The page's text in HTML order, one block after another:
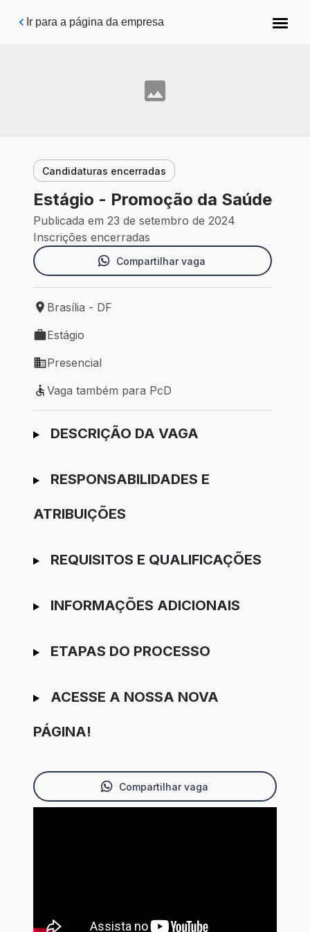
Pular para o conteúdo principal
Ir para a página da empresa
Candidaturas encerradas
Estágio - Promoção da Saúde
Publicada em 23 de setembro de 2024
Inscrições encerradas
Compartilhar vaga
Local de trabalho: Brasília - DF
Brasília - DF
Tipo de vaga: Estágio
Estágio
Modelo de trabalho: Presencial
Presencial
Vaga também para PcD
Vaga também para PcD
Ir para candidatura
DESCRIÇÃO DA VAGA
RESPONSABILIDADES E
ATRIBUIÇÕES
REQUISITOS E QUALIFICAÇÕES
INFORMAÇÕES ADICIONAIS
ETAPAS DO PROCESSO
ACESSE A NOSSA NOVA
PÁGINA!
Compartilhar vaga